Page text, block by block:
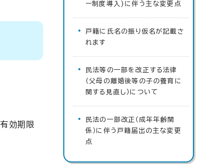
効期限
ー制度導入)に伴う主な変更点
戸籍に氏名の振り仮名が記載さ
れます
民法等の一部を改正する法律
（父母の離婚後等の子の養育に
関する見直し）について
民法の一部改正（成年年齢関
係）に伴う戸籍届出の主な変更
点